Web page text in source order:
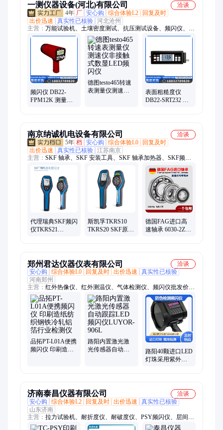
一测仪器设备(河北)有限公司
洽谈
4年 厂 安心购 综合体验L2
回复及时
出价迅速
真实性已核验 河北沧州
主营： 万能试验机、土壤密度测试、抗压测试设备、频闪仪、粗
粒土试验检测仪器、测试仪、试验机、试验箱、切割机、试验
仪、土壤检测仪器、混凝土检测仪器、土工布检测仪器、沥青混
合料检测仪器、电工套管实验仪器、水泥砂浆检测仪器、陶瓷检
测设备、压力机、管材检测设备、防水卷材检测设备、无损检测
设备、工程测绘设备、安全检测设备、粉体粉末试验检测仪器、
石油沥青检测仪器
频闪仪 DB22-
FPM12K 测量范
德图testo465转速
表测量仪测速仪
表面粗糙度仪
DB22-SRT232 测
南京纳诚机电设备有限公司
洽谈
5年 档 安心购 综合体验L0
回复及时
出价迅速
真实性已核验 江苏南京
主营： SKF 轴承、SKF 安装工具、SKF 轴承加热器、SKF频闪
仪、SKF 激光对中仪、INA轴承、SKF 油脂泵、各品牌进口轴
承、FAG轴承、NSK轴承、进口轴承
代理瑞典SKF频闪
仪TKRS21
斯凯孚TKRS10
TKRS20 SKF原装
德国FAG进口高
速轴承 6030-2Z
郑州君达仪器仪表有限公司
洽谈
安心购
综合体验L0 回复及时 出价迅速
真实性已核验
河南郑州
主营： 红外热像仪、红外测温仪、气体检测仪、频闪仪批发价
格、声学成像仪、复合式气体检测仪、烟包温度计、有毒有害气
体检测仪、里氏硬度计、超声波测厚仪、超声波探伤仪、相控阵
探伤检测仪、温湿度显示屏、TOFD探伤检测仪
品拓PT-L01A便携
频闪仪 印刷造纸
路阳内置激光激
光传感器自动跟
路阳40颗进口LED
灯珠采用紫外线
济南泰昌仪器有限公司
洽谈
安心购
综合体验L2 回复及时 出价迅速
真实性已核验
山东济南
主营： 拉力试验机、耐折度仪、耐破度仪、PSY频闪仪、层间剥
离试验机、老化箱、电晕笔、扭矩仪、压缩试验仪、质构仪、万